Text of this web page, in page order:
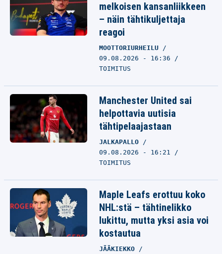
melkoisen kansanliikkeen
– näin tähtikuljettaja
reagoi
MOOTTORIURHEILU
09.08.2026 - 16:36
TOIMITUS
Manchester United sai
helpottavia uutisia
tähtipelaajastaan
JALKAPALLO
09.08.2026 - 16:21
TOIMITUS
Maple Leafs erottuu koko
NHL:stä – tähtinelikko
lukittu, mutta yksi asia voi
kostautua
JÄÄKIEKKO